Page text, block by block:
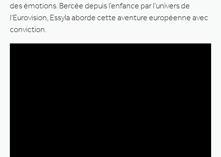
des émotions. Bercée depuis l’enfance par l’univers de
l’Eurovision, Essyla aborde cette aventure européenne avec
conviction.